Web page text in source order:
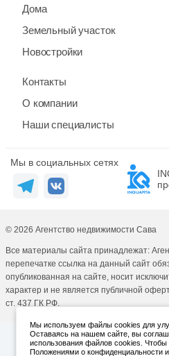
Дома
Земельный участок
Новостройки
Контакты
О компании
Наши специалисты
Мы в социальных сетях
© 2026 Агентство недвижимости Сава
Все материалы сайта принадлежат:
перепечатке ссылка на данный сайт
опубликованная на сайте, носит
характер и не является публичной
ст. 437 ГК РФ.
Мы используем файлы cookies для
Оставаясь на нашем сайте, вы
использования файлов cookies.
Положениями о конфиденциальности